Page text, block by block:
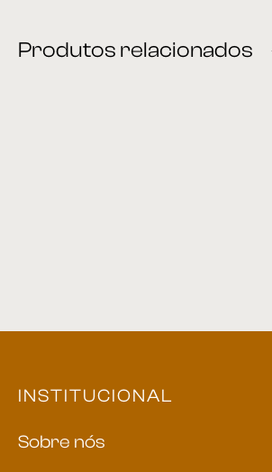
Produtos relacionados
INSTITUCIONAL
Sobre nós